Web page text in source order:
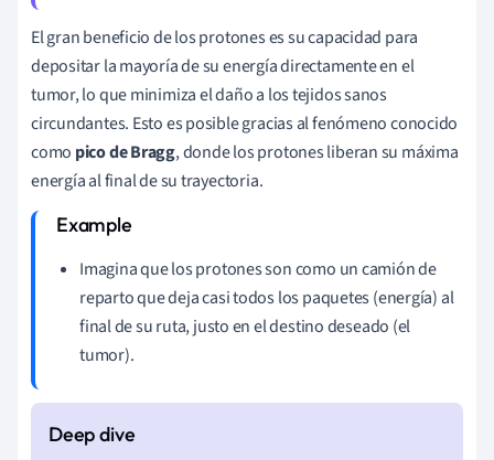
El gran beneficio de los protones es su capacidad para
depositar la mayoría de su energía directamente en el
tumor, lo que minimiza el daño a los tejidos sanos
circundantes. Esto es posible gracias al fenómeno conocido
como pico de Bragg, donde los protones liberan su máxima
energía al final de su trayectoria.
Imagina que los protones son como un camión de
reparto que deja casi todos los paquetes (energía) al
final de su ruta, justo en el destino deseado (el
tumor).